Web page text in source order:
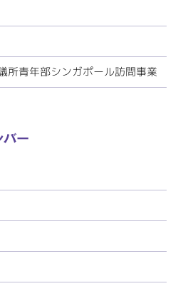
所青年部シンガポール訪問事業